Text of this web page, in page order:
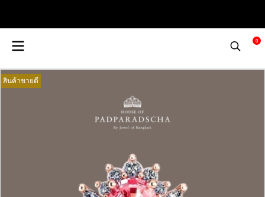
0
สินค้าขายดี